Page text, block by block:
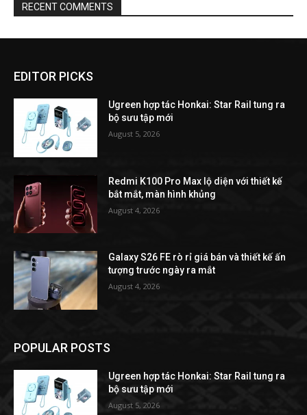
RECENT COMMENTS
EDITOR PICKS
Ugreen hợp tác Honkai: Star Rail tung ra
bộ sưu tập mới
August 5, 2026
Redmi K100 Pro Max lộ diện với thiết kế
bắt mắt, màn hình khủng
August 4, 2026
Galaxy S26 FE rò rỉ giá bán và thiết kế ấn
tượng trước ngày ra mắt
August 4, 2026
POPULAR POSTS
Ugreen hợp tác Honkai: Star Rail tung ra
bộ sưu tập mới
August 5, 2026